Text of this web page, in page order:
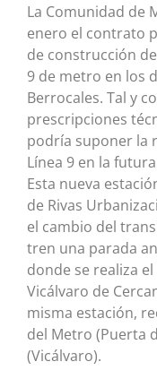
La Comunidad de
enero el contrato
de construcción
9 de metro en los
Berrocales. Tal y
prescripciones
podría suponer la
Línea 9 en la
Esta nueva
de Rivas
el cambio del
tren una parada
donde se realiza
Vicálvaro de
misma estación,
del Metro (Puerta
(Vicálvaro).